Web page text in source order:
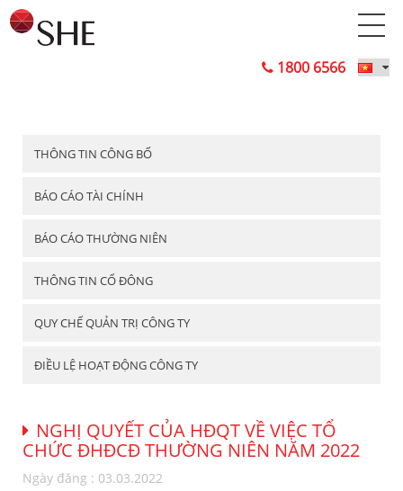
1800 6566
THÔNG TIN CÔNG BỐ
BÁO CÁO TÀI CHÍNH
BÁO CÁO THƯỜNG NIÊN
THÔNG TIN CỔ ĐÔNG
QUY CHẾ QUẢN TRỊ CÔNG TY
ĐIỀU LỆ HOẠT ĐỘNG CÔNG TY
NGHỊ QUYẾT CỦA HĐQT VỀ VIỆC TỔ
CHỨC ĐHĐCĐ THƯỜNG NIÊN NĂM 2022
Ngày đăng : 03.03.2022